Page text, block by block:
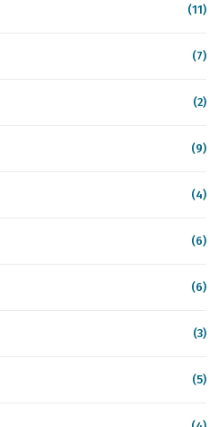
(11)
(7)
(2)
(9)
(4)
(6)
(6)
(3)
(5)